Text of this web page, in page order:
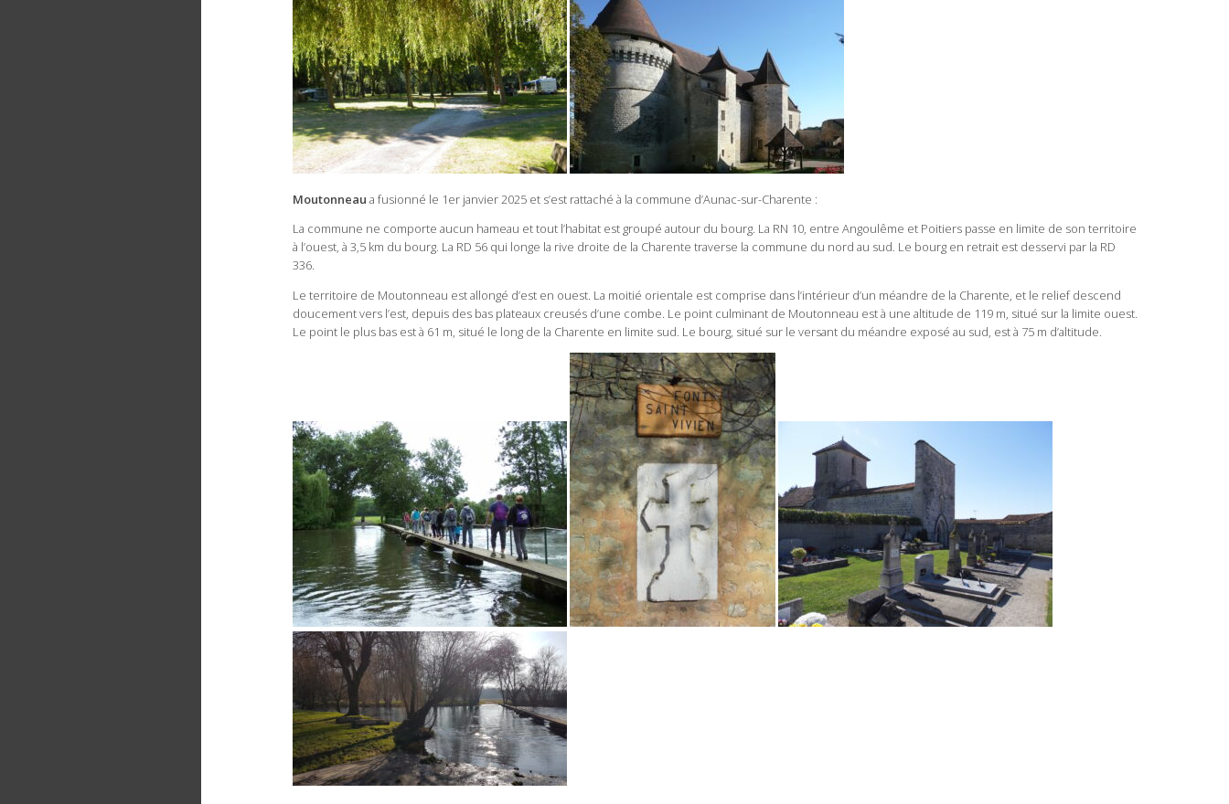
Moutonneau a fusionné le 1er janvier 2025 et s’est rattaché à la commune d’Aunac-sur-Charente :
La commune ne comporte aucun hameau et tout l’habitat est groupé autour du bourg. La RN 10, entre Angoulême et Poitiers passe en limite de son territoire
à l’ouest, à 3,5 km du bourg. La RD 56 qui longe la rive droite de la Charente traverse la commune du nord au sud. Le bourg en retrait est desservi par la RD
336.
Le territoire de Moutonneau est allongé d’est en ouest. La moitié orientale est comprise dans l’intérieur d’un méandre de la Charente, et le relief descend
doucement vers l’est, depuis des bas plateaux creusés d’une combe. Le point culminant de Moutonneau est à une altitude de 119 m, situé sur la limite ouest.
Le point le plus bas est à 61 m, situé le long de la Charente en limite sud. Le bourg, situé sur le versant du méandre exposé au sud, est à 75 m d’altitude.